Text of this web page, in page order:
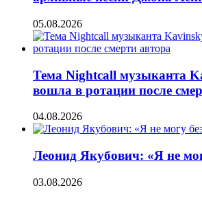
05.08.2026
Тема Nightcall музыканта
вошла в ротации после
04.08.2026
Леонид Якубович: «Я не
03.08.2026